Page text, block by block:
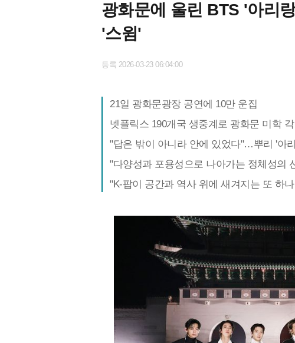
광화문에 울린 BTS '아리
'스윔'
등록 2026-03-23 06:04:00
21일 광화문광장 공연에 10만 운집
넷플릭스 190개국 생중계로 광화문 미학 각
"답은 밖이 아니라 안에 있었다"…뿌리 '아
"다양성과 포용성으로 나아가는 정체성의
"K-팝이 공간과 역사 위에 새겨지는 또 하